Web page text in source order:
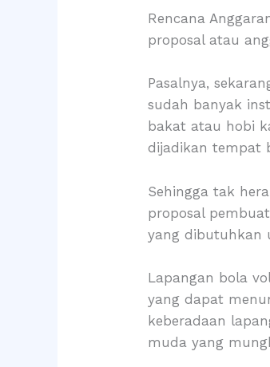
Rencana
proposal atau
Pasalnya,
sudah banyak
bakat atau hobi
dijadikan tempat
Sehingga tak
proposal
yang dibutuhkan
Lapangan bola
yang dapat
keberadaan
muda yang